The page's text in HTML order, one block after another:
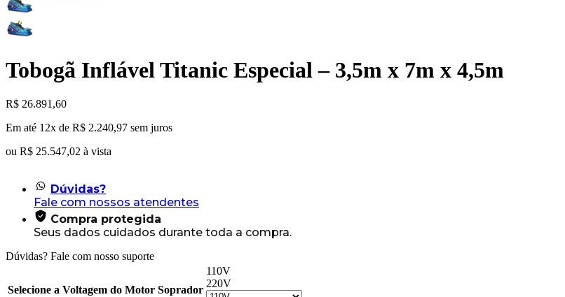
Tobogã Inflável Titanic Especial – 3,5m x 7m x 4,5m
R$ 26.891,60
Em até 12x de R$ 2.240,97 sem juros
ou R$ 25.547,02 à vista
Dúvidas?
Fale com nossos atendentes
Compra protegida
Seus dados cuidados durante toda a compra.
Dúvidas? Fale com nosso suporte
Selecione a Voltagem do Motor Soprador
110V
220V